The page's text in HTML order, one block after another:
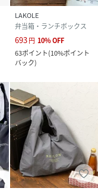
LAKOLE
弁当箱・ランチボックス
693円 10%OFF
63ポイント(10%ポイント
バック)